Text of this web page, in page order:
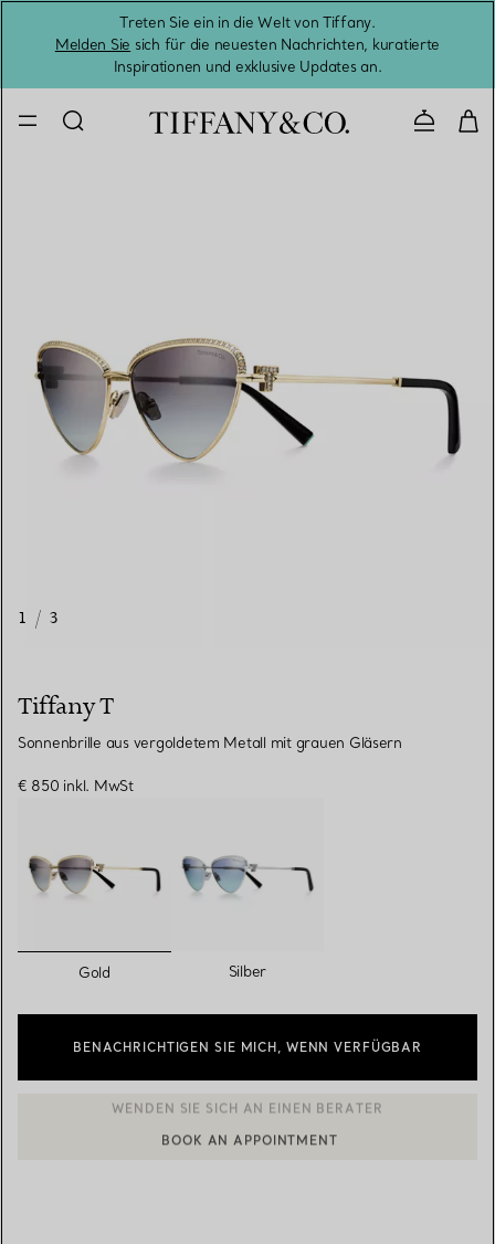
Treten Sie ein in die Welt von Tiffany.
Melden Sie sich für die neuesten Nachrichten, kuratierte
Inspirationen und exklusive Updates an.
1 / 3
Tiffany T
Sonnenbrille aus vergoldetem Metall mit grauen Gläsern
€ 850 inkl. MwSt
ausgewählt
Gold Silber
BENACHRICHTIGEN SIE MICH, WENN VERFÜGBAR
EINEN KUNDENBERATER KONTAKTIEREN ODER EINEN